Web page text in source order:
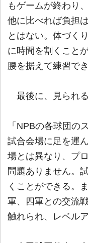
もゲームが終わり
他に比べれば負担
とはない。体づく
に時間を割くこと
腰を据えて練習で
最後に、見られる
「NPBの各球団の
試合会場に足を運
場とは異なり、プ
問題ありません。
くことができる。
軍、四軍との交流
触れられ、レベル